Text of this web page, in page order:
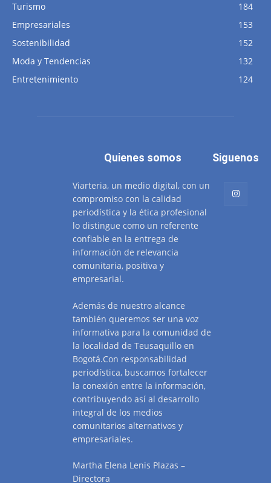
Turismo
184
Empresariales
153
Sostenibilidad
152
Moda y Tendencias
132
Entretenimiento
124
Quienes somos
Viarteria, un medio digital, con un
compromiso con la calidad
periodística y la ética profesional
lo distingue como un referente
confiable en la entrega de
información de relevancia
comunitaria, positiva y
empresarial.
Además de nuestro alcance
también queremos ser una voz
informativa para la comunidad de
la localidad de Teusaquillo en
Bogotá.Con responsabilidad
periodística, buscamos fortalecer
la conexión entre la información,
contribuyendo así al desarrollo
integral de los medios
comunitarios alternativos y
empresariales.
Martha Elena Lenis Plazas –
Directora
Siguenos